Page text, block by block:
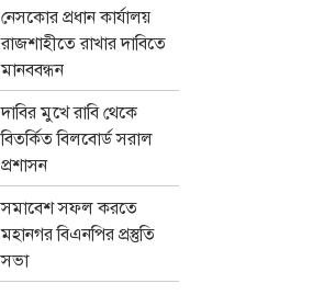
নেসকোর প্রধান কার্যালয়
রাজশাহীতে রাখার দাবিতে
মানববন্ধন
দাবির মুখে রাবি থেকে
বিতর্কিত বিলবোর্ড সরাল
প্রশাসন
সমাবেশ সফল করতে
মহানগর বিএনপির প্রস্তুতি
সভা